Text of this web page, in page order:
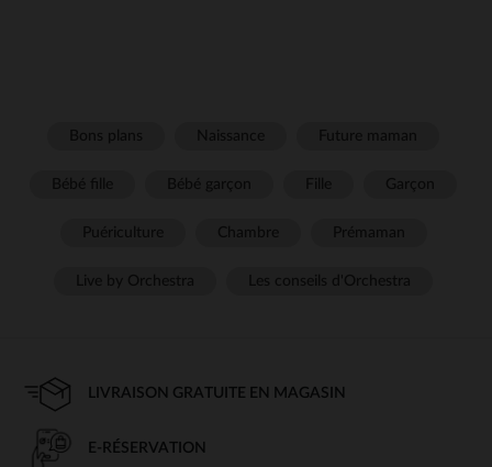
LIVRAISON GRATUITE EN MAGASIN
E-RÉSERVATION